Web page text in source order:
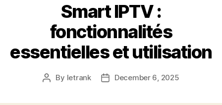
Smart IPTV :
fonctionnalités
essentielles et utilisation
Post
By letrank
PostDecember 6, 2025